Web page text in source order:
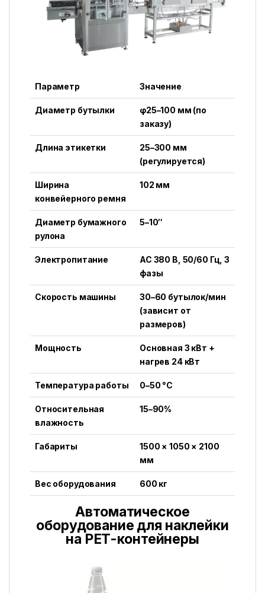
Параметр Значение
Диаметр бутылки
φ25–100 мм (по
заказу)
Длина этикетки
25–300 мм
(регулируется)
Ширина
конвейерного ремня
102 мм
Диаметр бумажного
рулона
5–10″
Электропитание
AC 380 В, 50/60 Гц, 3
фазы
Скорость машины
30–60 бутылок/мин
(зависит от
размеров)
Мощность
Основная 3 кВт +
нагрев 24 кВт
Температура работы 0–50 °C
Относительная
влажность
15–90%
Габариты
1500 × 1050 × 2100
мм
Вес оборудования 600 кг
Автоматическое
оборудование для наклейки
на PET-контейнеры